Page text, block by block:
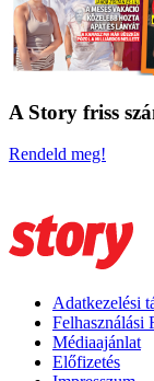
A Story friss
Rendeld meg!
Adatkezelési
Felhasználási
Médiaajánlat
Előfizetés